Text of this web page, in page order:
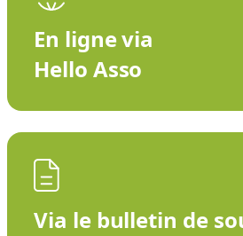
En ligne via
Hello Asso
Via le bulletin de